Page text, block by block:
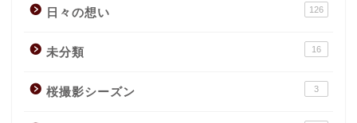
日々の想い 126
未分類 16
桜撮影シーズン 3